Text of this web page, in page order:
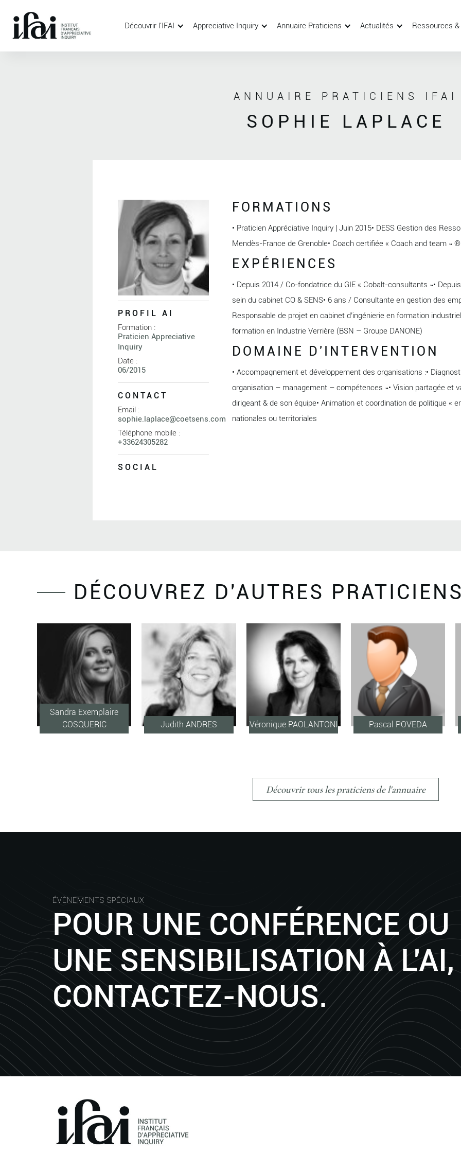
Découvrir l'IFAI Appreciative Inquiry Annuaire Praticiens Actualités Ressources
ANNUAIRE PRATICIENS IFAI
SOPHIE LAPLACE
PROFIL AI
Formation :
Praticien Appreciative
Inquiry
Date :
06/2015
CONTACT
Email :
sophie.laplace@coetsens.com
Téléphone mobile :
+33624305282
SOCIAL
FORMATIONS
• Praticien Appréciative Inquiry | Juin 2015• DESS Gestion des
Mendès-France de Grenoble• Coach certifiée « Coach and team » ®
EXPÉRIENCES
• Depuis 2014 / Co-fondatrice du GIE « Cobalt-consultants »•
sein du cabinet CO & SENS• 6 ans / Consultante en gestion des
Responsable de projet en cabinet d’ingénierie en formation
formation en Industrie Verrière (BSN – Groupe DANONE)
DOMAINE D'INTERVENTION
• Accompagnement et développement des organisations :•
organisation – management – compétences »• Vision partagée et
dirigeant & de son équipe• Animation et coordination de politique «
nationales ou territoriales
DÉCOUVREZ D'AUTRES
Sandra Exemplaire
COSQUERIC
Judith ANDRES Véronique PAOLANTONI Pascal POVEDA
Découvrir tous les praticiens de l'annuaire
ÉVÈNEMENTS SPÉCIAUX
POUR UNE CONFÉRENCE OU
UNE SENSIBILISATION À L'AI,
CONTACTEZ-NOUS.